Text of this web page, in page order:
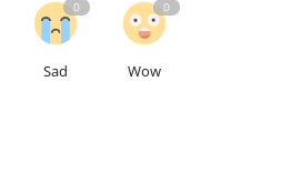
0
Sad
0
Wow